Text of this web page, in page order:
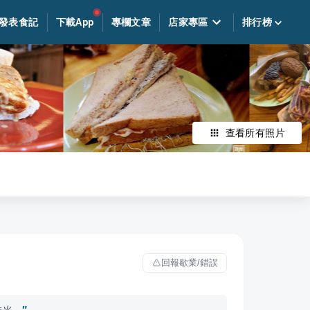
表食記 下載App 專欄文章 店家專區 排行榜
查看所有照片
回報歇業/錯誤